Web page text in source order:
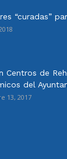
“curadas”
Centros de
del
13, 2017